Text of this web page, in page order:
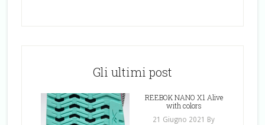
Gli ultimi post
REEBOK NANO X1 Alive
with colors
21 Giugno 2021 By